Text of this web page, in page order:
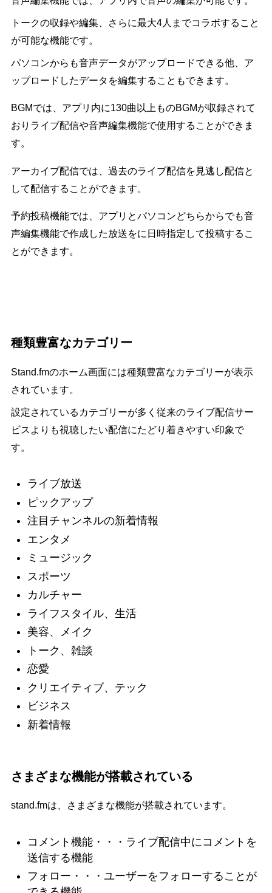
トークの収録や編集、さらに最大4人までコラボすること
が可能な機能です。
パソコンからも音声データがアップロードできる他、ア
ップロードしたデータを編集することもできます。
BGMでは、アプリ内に130曲以上ものBGMが収録されて
おりライブ配信や音声編集機能で使用することができま
す。
アーカイブ配信では、過去のライブ配信を見逃し配信と
して配信することができます。
予約投稿機能では、アプリとパソコンどちらからでも音
声編集機能で作成した放送をに日時指定して投稿するこ
とができます。
種類豊富なカテゴリー
Stand.fmのホーム画面には種類豊富なカテゴリーが表示
されています。
設定されているカテゴリーが多く従来のライブ配信サー
ビスよりも視聴したい配信にたどり着きやすい印象で
す。
ライブ放送
ピックアップ
注目チャンネルの新着情報
エンタメ
ミュージック
スポーツ
カルチャー
ライフスタイル、生活
美容、メイク
トーク、雑談
恋愛
クリエイティブ、テック
ビジネス
新着情報
さまざまな機能が搭載されている
stand.fmは、さまざまな機能が搭載されています。
コメント機能・・・ライブ配信中にコメントを
送信する機能
フォロー・・・ユーザーをフォローすることが